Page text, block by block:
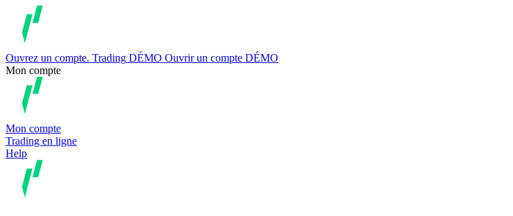
Ouvrez un compte. Trading DÉMO Ouvrir un compte DÉMO
Mon compte
Mon compte
Trading en ligne
Help